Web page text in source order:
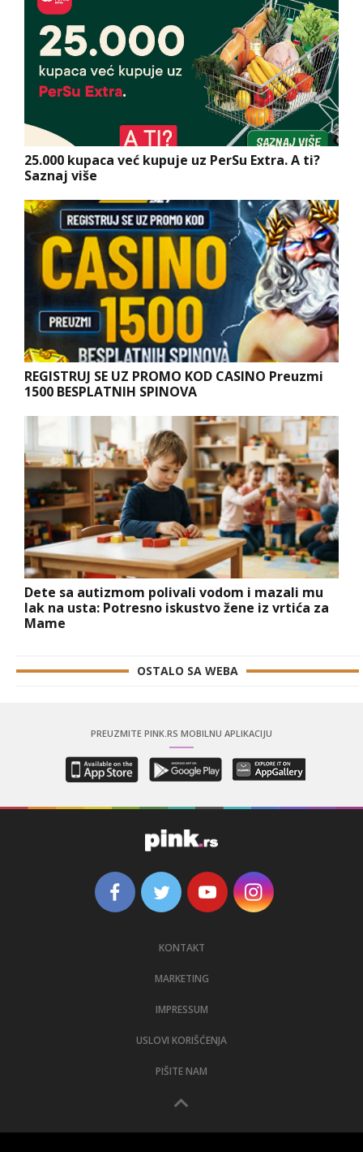
25.000 kupaca već kupuje uz PerSu Extra. A ti?
Saznaj više
REGISTRUJ SE UZ PROMO KOD CASINO Preuzmi
1500 BESPLATNIH SPINOVA
Dete sa autizmom polivali vodom i mazali mu
lak na usta: Potresno iskustvo žene iz vrtića za
Mame
OSTALO SA WEBA
PREUZMITE PINK.RS MOBILNU APLIKACIJU
KONTAKT
MARKETING
IMPRESSUM
USLOVI KORIŠĆENJA
PIŠITE NAM